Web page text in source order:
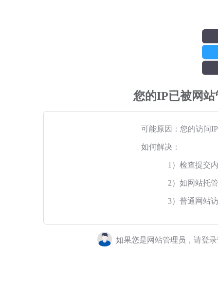
您的IP已被网
可能原因：您的访问
如何解决：
1）检查提交
2）如网站托
3）普通网站
如果您是网站管理员，请登